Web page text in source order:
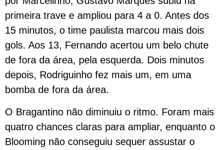
primeira trave e ampliou para 4 a 0. Antes dos
15 minutos, o time paulista marcou mais dois
gols. Aos 13, Fernando acertou um belo chute
de fora da área, pela esquerda. Dois minutos
depois, Rodriguinho fez mais um, em uma
bomba de fora da área.
O Bragantino não diminuiu o ritmo. Foram mais
quatro chances claras para ampliar, enquanto o
Blooming não conseguiu sequer assustar o